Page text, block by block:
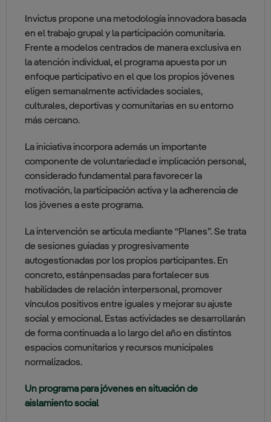
Invictus propone una metodología innovadora basada
en el trabajo grupal y la participación comunitaria.
Frente a modelos centrados de manera exclusiva en
la atención individual, el programa apuesta por un
enfoque participativo en el que los propios jóvenes
eligen semanalmente actividades sociales,
culturales, deportivas y comunitarias en su entorno
más cercano.
La iniciativa incorpora además un importante
componente de voluntariedad e implicación personal,
considerado fundamental para favorecer la
motivación, la participación activa y la adherencia de
los jóvenes a este programa.
La intervención se articula mediante “Planes”. Se trata
de sesiones guiadas y progresivamente
autogestionadas por los propios participantes. En
concreto, estánpensadas para fortalecer sus
habilidades de relación interpersonal, promover
vínculos positivos entre iguales y mejorar su ajuste
social y emocional. Estas actividades se desarrollarán
de forma continuada a lo largo del año en distintos
espacios comunitarios y recursos municipales
normalizados.
Un programa para jóvenes en situación de
aislamiento social